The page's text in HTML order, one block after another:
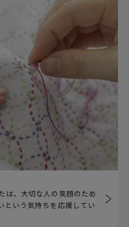
は、大切な人の笑顔のため
という気持ちを応援してい